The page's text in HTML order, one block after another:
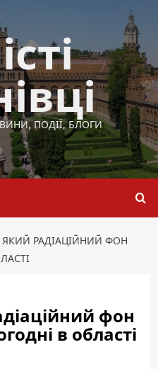
ПОДІЇ, БЛОГИ
РАДІАЦІЙНИЙ ФОН
фон
в області